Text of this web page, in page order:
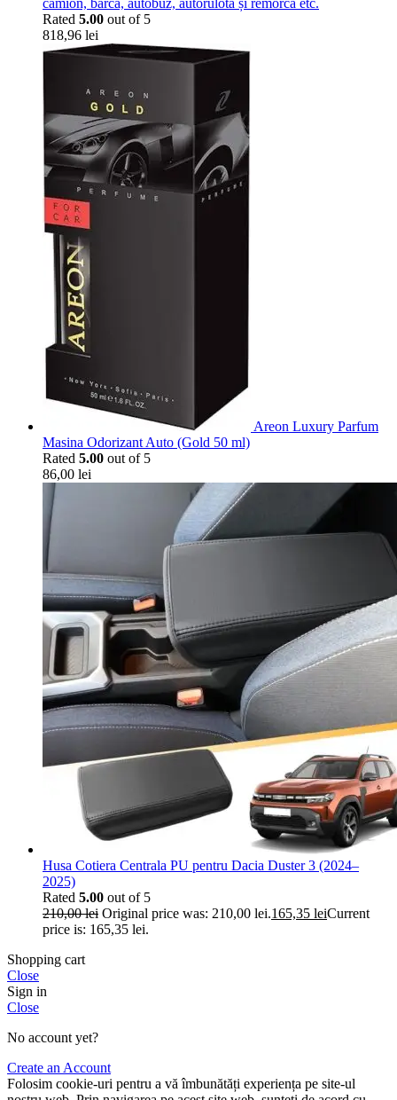
camion, barcă, autobuz, autorulotă și remorcă etc.
Rated 5.00 out of 5
818,96 lei
Areon Luxury Parfum
Masina Odorizant Auto (Gold 50 ml)
Rated 5.00 out of 5
86,00 lei
Husa Cotiera Centrala PU pentru Dacia Duster 3 (2024–
2025)
Rated 5.00 out of 5
210,00lei Original price was: 210,00 lei.165,35 leiCurrent
price is: 165,35 lei.
Shopping cart
Close
Sign in
Close
No account yet?
Create an Account
Folosim cookie-uri pentru a vă îmbunătăți experiența pe site-ul